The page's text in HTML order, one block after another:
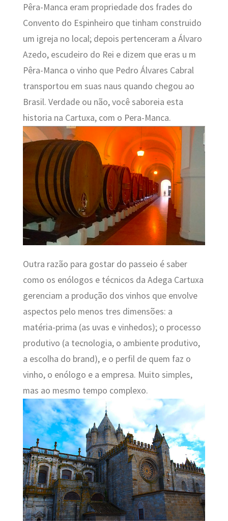
Pêra-Manca eram propriedade dos frades do
Convento do Espinheiro que tinham construido
um igreja no local; depois pertenceram a Álvaro
Azedo, escudeiro do Rei e dizem que eras u m
Pêra-Manca o vinho que Pedro Álvares Cabral
transportou em suas naus quando chegou ao
Brasil. Verdade ou não, você saboreia esta
historia na Cartuxa, com o Pera-Manca.
Outra razão para gostar do passeio é saber
como os enólogos e técnicos da Adega Cartuxa
gerenciam a produção dos vinhos que envolve
aspectos pelo menos tres dimensões: a
matéria-prima (as uvas e vinhedos); o processo
produtivo (a tecnologia, o ambiente produtivo,
a escolha do brand), e o perfil de quem faz o
vinho, o enólogo e a empresa. Muito simples,
mas ao mesmo tempo complexo.